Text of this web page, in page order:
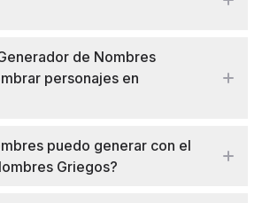
de Nombres
personajes en
puedo generar con el
Griegos?